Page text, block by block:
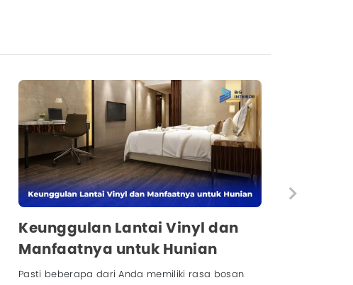
Keunggulan Lantai Vinyl dan
Manfaatnya untuk Hunian
Pasti beberapa dari Anda memiliki rasa bosan